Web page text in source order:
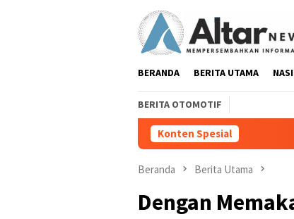
BERANDA BERITA UTAMA
BERITA OTOMOTIF
Konten SpesialPedang Pora
Beranda Berita Utama
Dengan